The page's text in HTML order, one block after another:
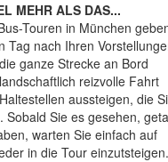
MEHR ALS DAS...
Touren in München
Tag nach Ihren
ganze Strecke an Bord
reizvolle Fahrt
aussteigen, die
Sobald Sie es gesehen,
warten Sie einfach auf
in die Tour